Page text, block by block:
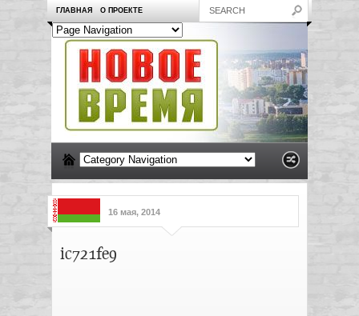
ГЛАВНАЯ О ПРОЕКТЕ
16 мая, 2014
ic721fe9